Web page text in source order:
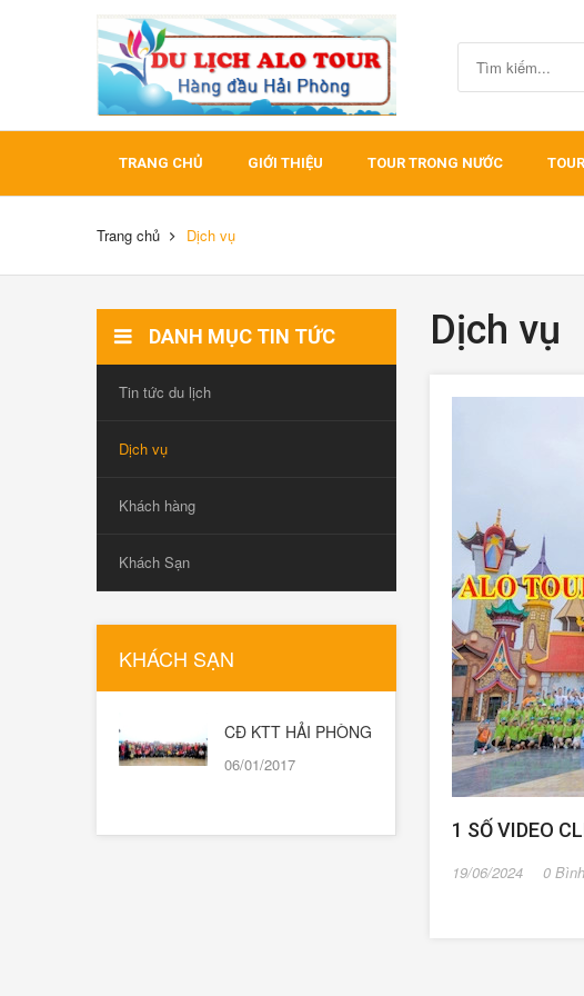
TRANG CHỦ GIỚI THIỆU TOUR TRONG NƯỚC
Trang chủ Dịch vụ
DANH MỤC TIN TỨC
Tin tức du lịch
Dịch vụ
Khách hàng
Khách Sạn
KHÁCH SẠN
CĐ KTT HẢI PHÒNG
06/01/2017
Dịch vụ
1 SỐ VIDEO
19/06/2024 0